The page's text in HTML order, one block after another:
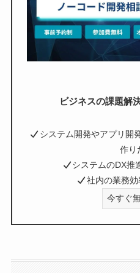
ビジネスの課題解
システム開発やアプリ開
作り
システムのDX推
社内の業務
今すぐ